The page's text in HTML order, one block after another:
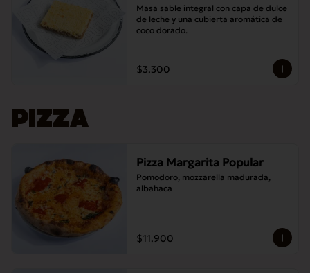
Masa sable integral con capa de dulce
de leche y una cubierta aromática de
coco dorado.
$3.300
PIZZA
Pizza Margarita Popular
Pomodoro, mozzarella madurada,
albahaca
$11.900